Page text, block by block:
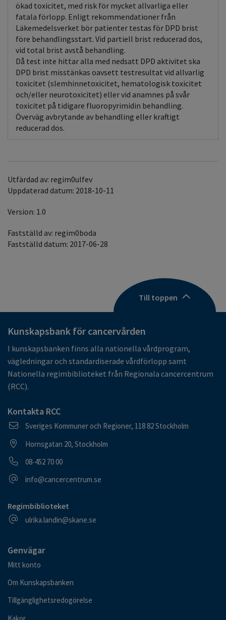
ökad toxicitet, med risk för mycket allvarliga eller
fatala förlopp. Enligt rekommendationer från
Läkemedelsverket bör patienter testas för DPD brist
före behandlingsstart. Vid partiell brist reducerad dos,
vid total brist avstå behandling.
Då test inte hittar alla med nedsatt DPD aktivitet ska
DPD brist misstänkas oavsett testresultat vid allvarlig
toxicitet (slemhinnetoxicitet, hematologisk toxicitet
och/eller neurotoxicitet) eller vid anamnes på svår
toxicitet på tidigare fluoropyrimidin behandling.
Överväg avbrytande av behandling eller kraftigt
reducerad dos.
Utfärdad av: regim0ulfev
Uppdaterad datum: 2018-10-11
Version: 1.0
Fastställd av: regim0boda
Fastställd datum: 2017-06-28
Till toppen
Kunskapsbank för cancervården
I kunskapsbanken finns alla nationella vårdprogram,
vägledningar och standardiserade vårdförlopp samt
Nationella regimbiblioteket från Regionala cancercentrum
(RCC).
Kontakta RCC
Postadress
Sveriges Kommuner och Regioner, 118 82 Stockholm
Besöksadress
Hornsgatan 20, Stockholm
Telefonnummer
08-452 70 00
E-postadress
info@cancercentrum.se
Regimbiblioteket
E-postadress
ulrika.landin@skane.se
Genvägar
Mitt konto
Om Kunskapsbanken
Tillgänglighetsredogörelse
Kakor